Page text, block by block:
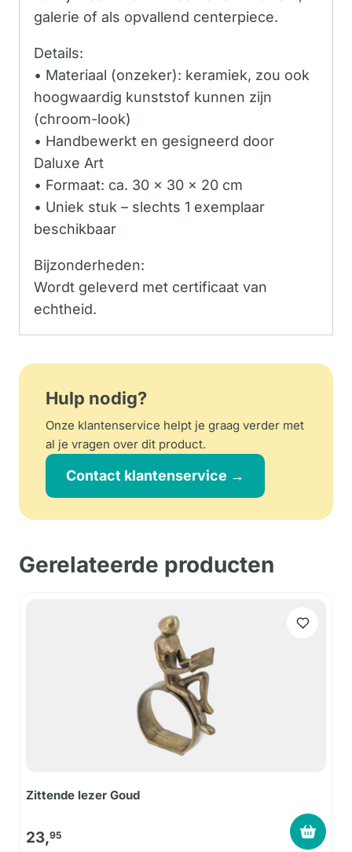
galerie of als opvallend centerpiece.
Details:
• Materiaal (onzeker): keramiek, zou ook
hoogwaardig kunststof kunnen zijn
(chroom-look)
• Handbewerkt en gesigneerd door
Daluxe Art
• Formaat: ca. 30 x 30 x 20 cm
• Uniek stuk – slechts 1 exemplaar
beschikbaar
Bijzonderheden:
Wordt geleverd met certificaat van
echtheid.
Hulp nodig?
Onze klantenservice helpt je graag verder met
al je vragen over dit product.
Contact klantenservice →
Gerelateerde producten
Zittende lezer Goud
23,95